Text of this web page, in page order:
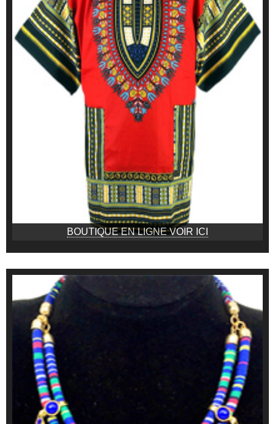
BOUTIQUE EN LIGNE VOIR ICI